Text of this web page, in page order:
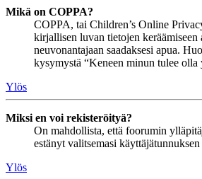
Mikä on COPPA?
COPPA, tai Children’s Online
kirjallisen luvan tietojen
neuvonantajaan saadaksesi apua.
kysymystä “Keneen minun tulee olla
Ylös
Miksi en voi rekisteröityä?
On mahdollista, että foorumin
estänyt valitsemasi
Ylös